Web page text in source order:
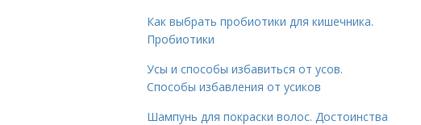
Как выбрать пробиотики для кишечника.
Пробиотики
Усы и способы избавиться от усов.
Способы избавления от усиков
Шампунь для покраски волос. Достоинства